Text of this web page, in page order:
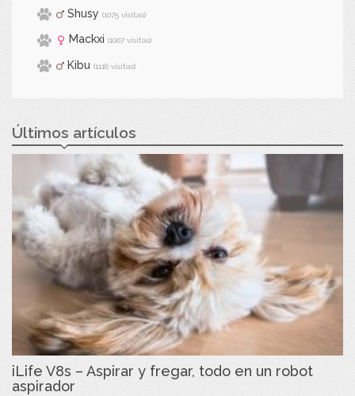
Shusy (1075 visitas)
Mackxi (1007 visitas)
Kibu (1116 visitas)
Últimos artículos
iLife V8s – Aspirar y fregar, todo en un robot
aspirador